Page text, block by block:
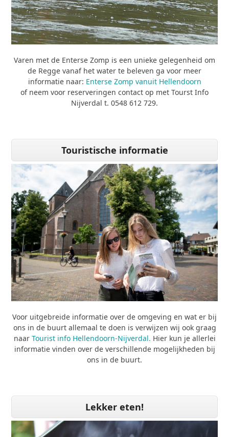
Varen met de Enterse Zomp is een unieke gelegenheid om
de Regge vanaf het water te beleven ga voor meer
informatie naar: Enterse Zomp vanuit Hellendoorn
of neem voor reserveringen contact op met Tourst Info
Nijverdal t. 0548 612 729.
Touristische informatie
Voor uitgebreide informatie over de omgeving en wat er bij
ons in de buurt allemaal te doen is verwijzen wij ook graag
naar Tourist info Hellendoorn-Nijverdal. Hier kun je allerlei
informatie vinden over de verschillende mogelijkheden bij
ons in de buurt.
Lekker eten!